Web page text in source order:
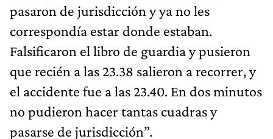
pasaron de jurisdicción y ya no les
correspondía estar donde estaban.
Falsificaron el libro de guardia y pusieron
que recién a las 23.38 salieron a recorrer, y
el accidente fue a las 23.40. En dos minutos
no pudieron hacer tantas cuadras y
pasarse de jurisdicción”.